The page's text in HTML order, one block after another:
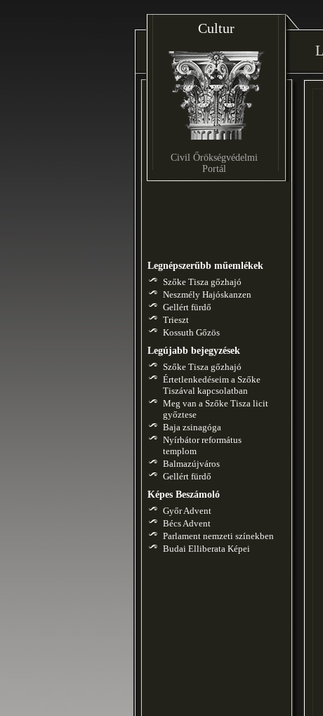
Cultur
Civil Őrökségvédelmi
Portál
Legnépszerűbb műemlékek
Szőke Tisza gőzhajó
Neszmély Hajóskanzen
Gellért fürdő
Trieszt
Kossuth Gőzös
Legújabb bejegyzések
Szőke Tisza gőzhajó
Értetlenkedéseim a Szőke
Tiszával kapcsolatban
Meg van a Szőke Tisza licit
győztese
Baja zsinagóga
Nyírbátor református
templom
Balmazújváros
Gellért fürdő
Képes Beszámoló
Győr Advent
Bécs Advent
Parlament nemzeti színekben
Budai Elliberata Képei